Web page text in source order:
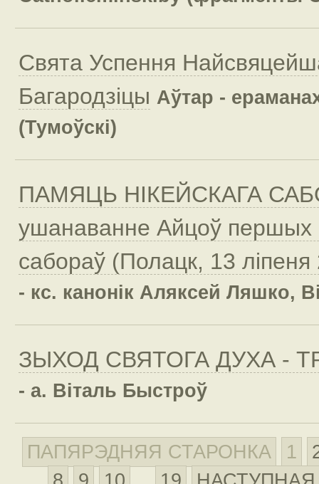
Свята Успення
Багародзіцы Аўтар -
(Тумоўскі)
ПАМЯЦЬ НІКЕЙСКАГА
ушанаванне Айцоў першых
сабораў (Полацк, 13 ліпеня
- кс. канонік Аляксей Ляшко,
ЗЫХОД СВЯТОГА ДУХА -
- а. Віталь Быстроў
ПАПЯРЭДНЯЯ СТАРОНКА 1